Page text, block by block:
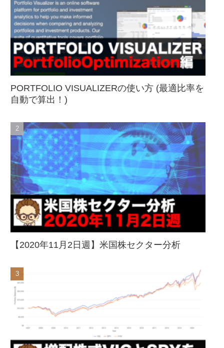
PORTFOLIO VISUALIZERの使い方 (最適比率を
自動で算出！)
【2020年11月2日週】米国株セクター分析